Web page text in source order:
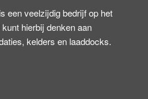
een veelzijdig bedrijf op het
hierbij denken aan
kelders en laaddocks.